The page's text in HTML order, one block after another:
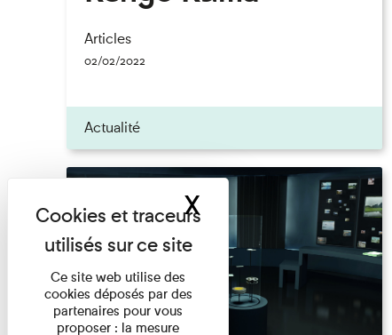
Articles
02/02/2022
Actualité
Ce site web utilise des
cookies déposés par des
partenaires pour vous
proposer : la mesure
XMasquer le